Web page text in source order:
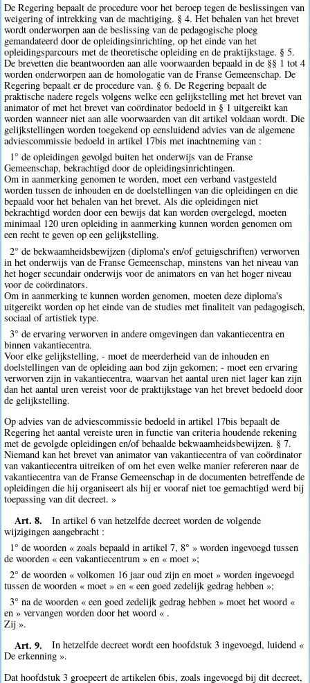
De Regering bepaalt de procedure voor het beroep tegen de beslissingen van
weigering of intrekking van de machtiging. § 4. Het behalen van het brevet
wordt onderworpen aan de beslissing van de pedagogische ploeg
gemandateerd door de opleidingsinrichting, op het einde van het
opleidingsparcours met de theoretische opleiding en de praktijkstage. § 5.
De brevetten die beantwoorden aan alle voorwaarden bepaald in de §§ 1 tot 4
worden onderworpen aan de homologatie van de Franse Gemeenschap. De
Regering bepaalt er de procedure van. § 6. De Regering bepaalt de
praktische nadere regels volgens welke een gelijkstelling met het brevet van
animator of met het brevet van coördinator bedoeld in § 1 uitgereikt kan
worden wanneer niet aan alle voorwaarden van dit artikel voldaan wordt. Die
gelijkstellingen worden toegekend op eensluidend advies van de algemene
adviescommissie bedoeld in artikel 17bis met inachtneming van :
1° de opleidingen gevolgd buiten het onderwijs van de Franse
Gemeenschap, bekrachtigd door de opleidingsinrichtingen.
Om in aanmerking genomen te worden, moet een verband vastgesteld
worden tussen de inhouden en de doelstellingen van die opleidingen en die
bepaald voor het behalen van het brevet. Als die opleidingen niet
bekrachtigd worden door een bewijs dat kan worden overgelegd, moeten
minimaal 120 uren opleiding in aanmerking kunnen worden genomen om
een recht te geven op een gelijkstelling.
2° de bekwaamheidsbewijzen (diploma's en/of getuigschriften) verworven
in het onderwijs van de Franse Gemeenschap, minstens van het niveau van
het hoger secundair onderwijs voor de animators en van het hoger niveau
voor de coördinators.
Om in aanmerking te kunnen worden genomen, moeten deze diploma's
uitgereikt worden op het einde van de studies met finaliteit van pedagogisch,
sociaal of artistiek type.
3° de ervaring verworven in andere omgevingen dan vakantiecentra en
binnen vakantiecentra.
Voor elke gelijkstelling, - moet de meerderheid van de inhouden en
doelstellingen van de opleiding aan bod zijn gekomen; - moet een ervaring
verworven zijn in vakantiecentra, waarvan het aantal uren niet lager kan zijn
dan het aantal uren vereist voor de praktijkstage van het brevet bedoeld door
de gelijkstelling.
Op advies van de adviescommissie bedoeld in artikel 17bis bepaalt de
Regering het aantal vereiste uren in functie van criteria houdende rekening
met de gevolgde opleidingen en/of behaalde bekwaamheidsbewijzen. § 7.
Niemand kan het brevet van animator van vakantiecentra of van coördinator
van vakantiecentra uitreiken of om het even welke manier refereren naar de
vakantiecentra van de Franse Gemeenschap in de documenten betreffende de
opleidingen die hij organiseert als hij er vooraf niet toe gemachtigd werd bij
toepassing van dit decreet. »
Art. 8.
In artikel 6 van hetzelfde decreet worden de volgende
wijzigingen aangebracht :
1° de woorden « zoals bepaald in artikel 7, 8° » worden ingevoegd tussen
de woorden « een vakantiecentrum » en « moet »;
2° de woorden « volkomen 16 jaar oud zijn en moet » worden ingevoegd
tussen de woorden « moet » en « een goed zedelijk gedrag hebben »;
3° na de woorden « een goed zedelijk gedrag hebben » moet het woord «
en » vervangen worden door het woord « .
Zij ».
Art. 9.
In hetzelfde decreet wordt een hoofdstuk 3 ingevoegd, luidend «
De erkenning ».
Dat hoofdstuk 3 groepeert de artikelen 6bis, zoals ingevoegd bij dit decreet,